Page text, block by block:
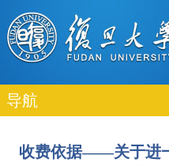
导航
收费依据——关于进